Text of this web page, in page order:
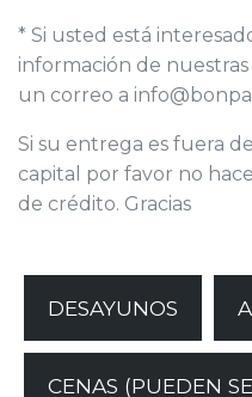
* Si usted está
información de
un correo a
Si su entrega es fuera
capital por favor no
de crédito. Gracias
DESAYUNOS
CENAS (PUEDEN